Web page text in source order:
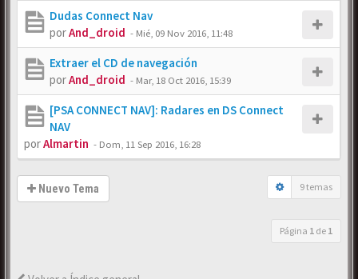
Dudas Connect Nav
porAnd_droid - Mié, 09 Nov 2016, 11:48
Extraer el CD de navegación
porAnd_droid - Mar, 18 Oct 2016, 15:39
[PSA CONNECT NAV]: Radares en DS Connect
NAV
porAlmartin - Dom, 11 Sep 2016, 16:28
Nuevo Tema 9 temas
Página 1 de 1